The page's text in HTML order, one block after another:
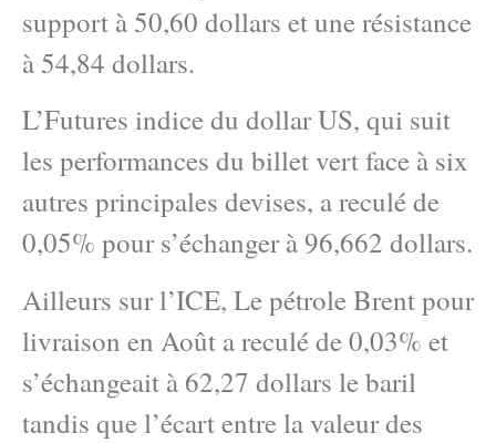
support à 50,60 dollars et une résistance
à 54,84 dollars.
L’Futures indice du dollar US, qui suit
les performances du billet vert face à six
autres principales devises, a reculé de
0,05% pour s’échanger à 96,662 dollars.
Ailleurs sur l’ICE, Le pétrole Brent pour
livraison en Août a reculé de 0,03% et
s’échangeait à 62,27 dollars le baril
tandis que l’écart entre la valeur des